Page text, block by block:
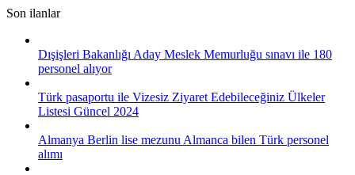
Skip
content
Son ilanlar
Dışişleri Bakanlığı Aday Meslek Memurluğu sınavı ile 180
personel alıyor
Türk pasaportu ile Vizesiz Ziyaret Edebileceğiniz Ülkeler
Listesi Güncel 2024
Almanya Berlin lise mezunu Almanca bilen Türk personel
alımı